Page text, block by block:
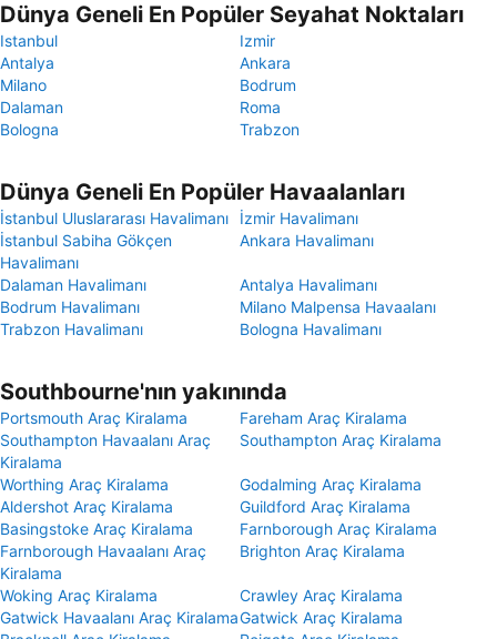
Dünya Geneli En Popüler Seyahat Noktaları
Istanbul
Izmir
Antalya
Ankara
Milano
Bodrum
Dalaman
Roma
Bologna
Trabzon
Dünya Geneli En Popüler Havaalanları
İstanbul Uluslararası Havalimanı
İzmir Havalimanı
İstanbul Sabiha Gökçen
Havalimanı
Ankara Havalimanı
Dalaman Havalimanı
Antalya Havalimanı
Bodrum Havalimanı
Milano Malpensa Havaalanı
Trabzon Havalimanı
Bologna Havalimanı
Southbourne'nın yakınında
Portsmouth Araç Kiralama
Fareham Araç Kiralama
Southampton Havaalanı Araç
Kiralama
Southampton Araç Kiralama
Worthing Araç Kiralama
Godalming Araç Kiralama
Aldershot Araç Kiralama
Guildford Araç Kiralama
Basingstoke Araç Kiralama
Farnborough Araç Kiralama
Farnborough Havaalanı Araç
Kiralama
Brighton Araç Kiralama
Woking Araç Kiralama
Crawley Araç Kiralama
Gatwick Havaalanı Araç KiralamaGatwick Araç Kiralama